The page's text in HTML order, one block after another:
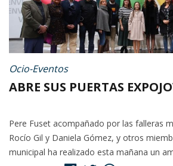
Ocio-Eventos
ABRE SUS PUERTAS
Pere Fuset acompañado por las falleras
Rocío Gil y Daniela Gómez, y otros
municipal ha realizado esta mañana un